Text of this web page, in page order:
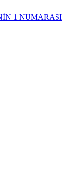
1 NUMARASI